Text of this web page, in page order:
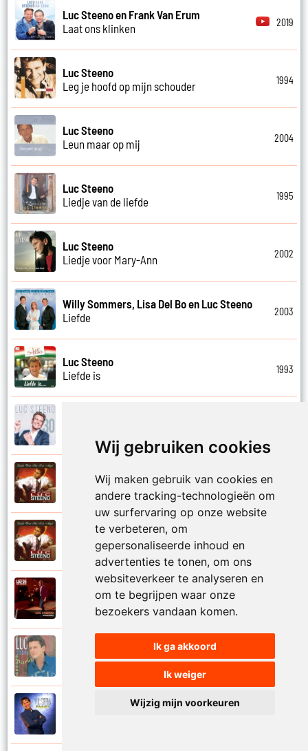
Wij gebruiken cookies
Wij maken gebruik van cookies en
andere tracking-technologieën om
uw surfervaring op onze website
te verbeteren, om
gepersonaliseerde inhoud en
advertenties te tonen, om ons
websiteverkeer te analyseren en
om te begrijpen waar onze
bezoekers vandaan komen.
Ik ga akkoord
Ik weiger
Wijzig mijn voorkeuren
Luc Steeno en Frank Van Erum
Laat ons klinken
2019
Luc Steeno
Leg je hoofd op mijn schouder
1994
Luc Steeno
Leun maar op mij
2004
Luc Steeno
Liedje van de liefde
1995
Luc Steeno
Liedje voor Mary-Ann
2002
Willy Sommers, Lisa Del Bo en Luc Steeno
Liefde
2003
Luc Steeno
Liefde is
1993
Luc Steeno
Liefde op het eerste zicht
Luc Steeno
Liefde wint het toch altijd
Luc Steeno
Maandag